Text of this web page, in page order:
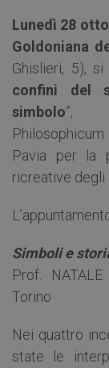
Lunedì 28
Goldoniana
Ghislieri, 5),
confini del
simbolo”,
Pavia per la
ricreative degli
Simboli e
Prof.
Torino
Nei quattro
state le